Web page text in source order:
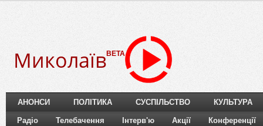
МиколаївBETA
АНОНСИ ПОЛІТИКА СУСПІЛЬСТВО КУЛЬТУРА
Радіо Телебачення Інтерв'ю Акції Конференції